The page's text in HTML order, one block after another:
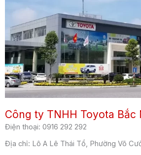
Công ty TNHH Toyota Bắc
Điện thoại: 0916 292 292
Địa chỉ: Lô A Lê Thái Tổ, Phường Võ